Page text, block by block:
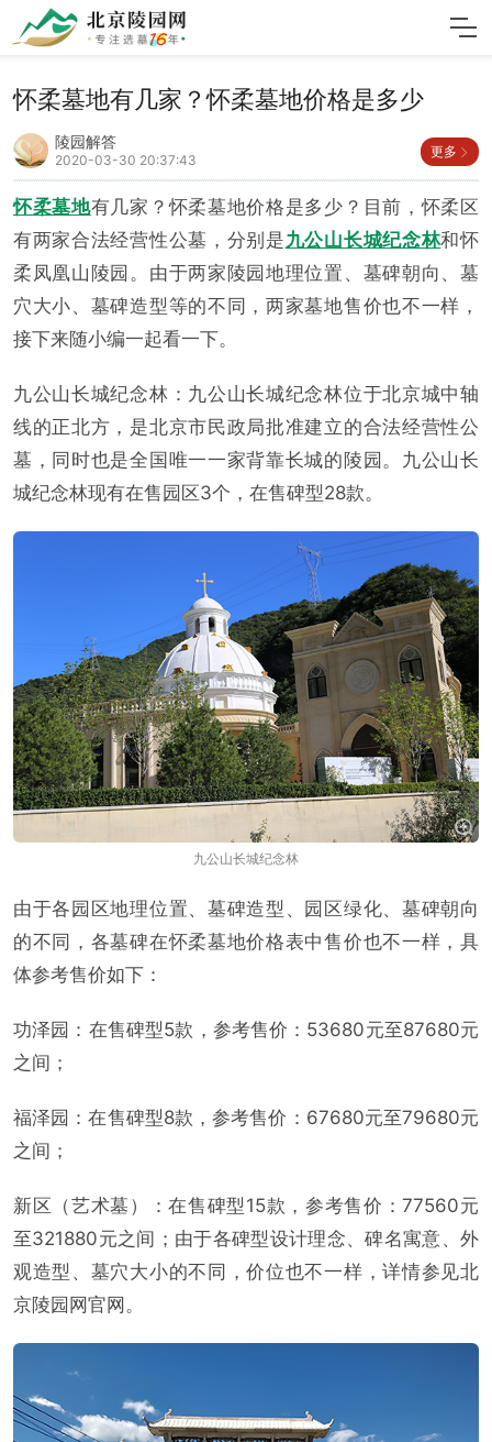
怀柔墓地有几家？怀柔墓地价格是多少
陵园解答
2020-03-30 20:37:43
更多
怀柔墓地有几家？怀柔墓地价格是多少？目前，怀柔区
有两家合法经营性公墓，分别是九公山长城纪念林和怀
柔凤凰山陵园。由于两家陵园地理位置、墓碑朝向、墓
穴大小、墓碑造型等的不同，两家墓地售价也不一样，
接下来随小编一起看一下。
九公山长城纪念林：九公山长城纪念林位于北京城中轴
线的正北方，是北京市民政局批准建立的合法经营性公
墓，同时也是全国唯一一家背靠长城的陵园。九公山长
城纪念林现有在售园区3个，在售碑型28款。
九公山长城纪念林
由于各园区地理位置、墓碑造型、园区绿化、墓碑朝向
的不同，各墓碑在怀柔墓地价格表中售价也不一样，具
体参考售价如下：
功泽园：在售碑型5款，参考售价：53680元至87680元
之间；
福泽园：在售碑型8款，参考售价：67680元至79680元
之间；
新区（艺术墓）：在售碑型15款，参考售价：77560元
至321880元之间；由于各碑型设计理念、碑名寓意、外
观造型、墓穴大小的不同，价位也不一样，详情参见北
京陵园网官网。